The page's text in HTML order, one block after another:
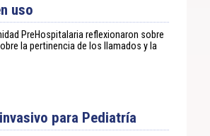
uso
PreHospitalaria reflexionaron sobre
la pertinencia de los llamados y la
para Pediatría